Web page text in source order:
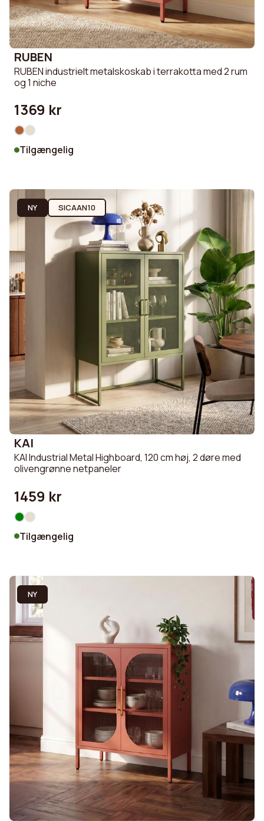
RUBEN
RUBEN industrielt metalskoskab i terrakotta med 2 rum
og 1 niche
1369 kr
Tilgængelig
NY SICAAN10
KAI
KAI Industrial Metal Highboard, 120 cm høj, 2 døre med
olivengrønne netpaneler
1459 kr
Tilgængelig
NY